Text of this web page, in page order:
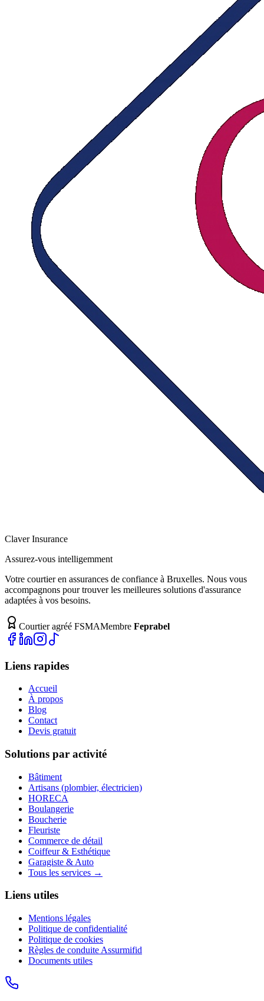
ClaverInsurance
Assurez-vous intelligemment
Votre courtier en assurances de confiance à Bruxelles. Nous vous
accompagnons pour trouver les meilleures solutions d'assurance
adaptées à vos besoins.
Courtier agréé FSMAMembre Feprabel
Liens rapides
Accueil
À propos
Blog
Contact
Devis gratuit
Solutions par activité
Bâtiment
Artisans (plombier, électricien)
HORECA
Boulangerie
Boucherie
Fleuriste
Commerce de détail
Coiffeur & Esthétique
Garagiste & Auto
Tous les services →
Liens utiles
Mentions légales
Politique de confidentialité
Politique de cookies
Règles de conduite Assurmifid
Documents utiles